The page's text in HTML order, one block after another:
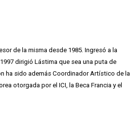
de la misma desde 1985. Ingresó a la
dirigió Lástima que sea una puta de
ha sido además Coordinador Artístico de la
otorgada por el ICI, la Beca Francia y el